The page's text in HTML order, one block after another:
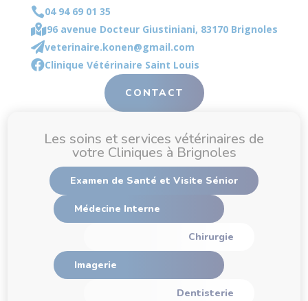
04 94 69 01 35
96 avenue Docteur Giustiniani, 83170 Brignoles
veterinaire.konen@gmail.com
Clinique Vétérinaire Saint Louis
CONTACT
Les soins et services vétérinaires de
votre Cliniques à Brignoles
Examen de Santé et Visite Sénior
Médecine Interne
Chirurgie
Imagerie
Dentisterie